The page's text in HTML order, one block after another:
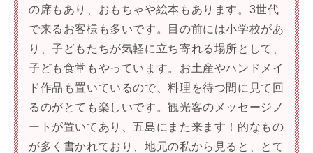
の席もあり、おもちゃや絵本もあります。3世代
で来るお客様も多いです。目の前には小学校があ
り、子どもたちが気軽に立ち寄れる場所として、
子ども食堂もやっています。お土産やハンドメイ
ド作品も置いているので、料理を待つ間に見て回
るのがとても楽しいです。観光客のメッセージノ
ートが置いてあり、五島にまた来ます！的なもの
が多く書かれており、地元の私から見ると、とて